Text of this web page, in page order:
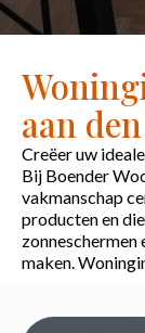
aan
Creëer uw
Bij Boender
vakmanschap
producten en
zonneschermen
maken.